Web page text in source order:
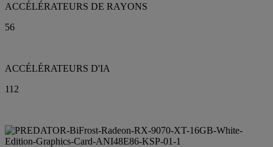
ACCÉLÉRATEURS DE RAYONS
56
ACCÉLÉRATEURS D'IA
112